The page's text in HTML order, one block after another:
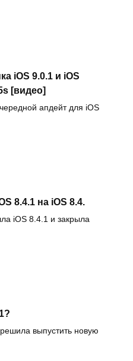
iOS 9.0.1 и iOS
[видео]
апдейт для iOS
8.4.1 на iOS 8.4.
iOS 8.4.1 и закрыла
выпустить новую